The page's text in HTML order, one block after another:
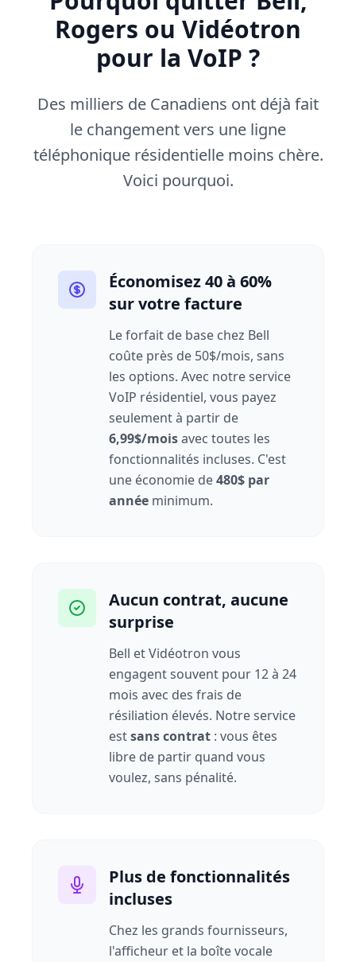
Rogers ou Vidéotron
pour la VoIP ?
Des milliers de Canadiens ont déjà fait
le changement vers une ligne
téléphonique résidentielle moins chère.
Voici pourquoi.
Économisez 40 à 60%
sur votre facture
Le forfait de base chez Bell
coûte près de 50$/mois, sans
les options. Avec notre service
VoIP résidentiel, vous payez
seulement à partir de
6,99$/moisavec toutes les
fonctionnalités incluses. C'est
une économie de480$ par
année minimum.
Aucun contrat, aucune
surprise
Bell et Vidéotron vous
engagent souvent pour 12 à 24
mois avec des frais de
résiliation élevés. Notre service
estsans contrat : vous êtes
libre de partir quand vous
voulez, sans pénalité.
Plus de fonctionnalités
incluses
Chez les grands fournisseurs,
l'afficheur et la boîte vocale